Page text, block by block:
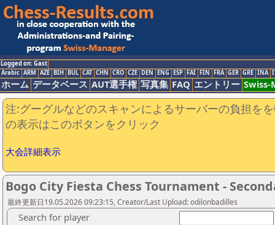
Logged on: Gast
Arabic ARM AZE BIH BUL CAT CHN CRO CZE DEN ENG ESP FAI FIN FRA GER GRE INA
ホーム データベース AUT選手権 写真集 FAQ エントリー
注:グーグルなどのスキャンによるサーバーの負担を
の表示はこのボタンをクリック
大会詳細表示
Bogo City Fiesta Chess Tournament -
最終更新日19.05.2026 09:23:15, Creator/Last Upload: odilonbadilles
Search for player